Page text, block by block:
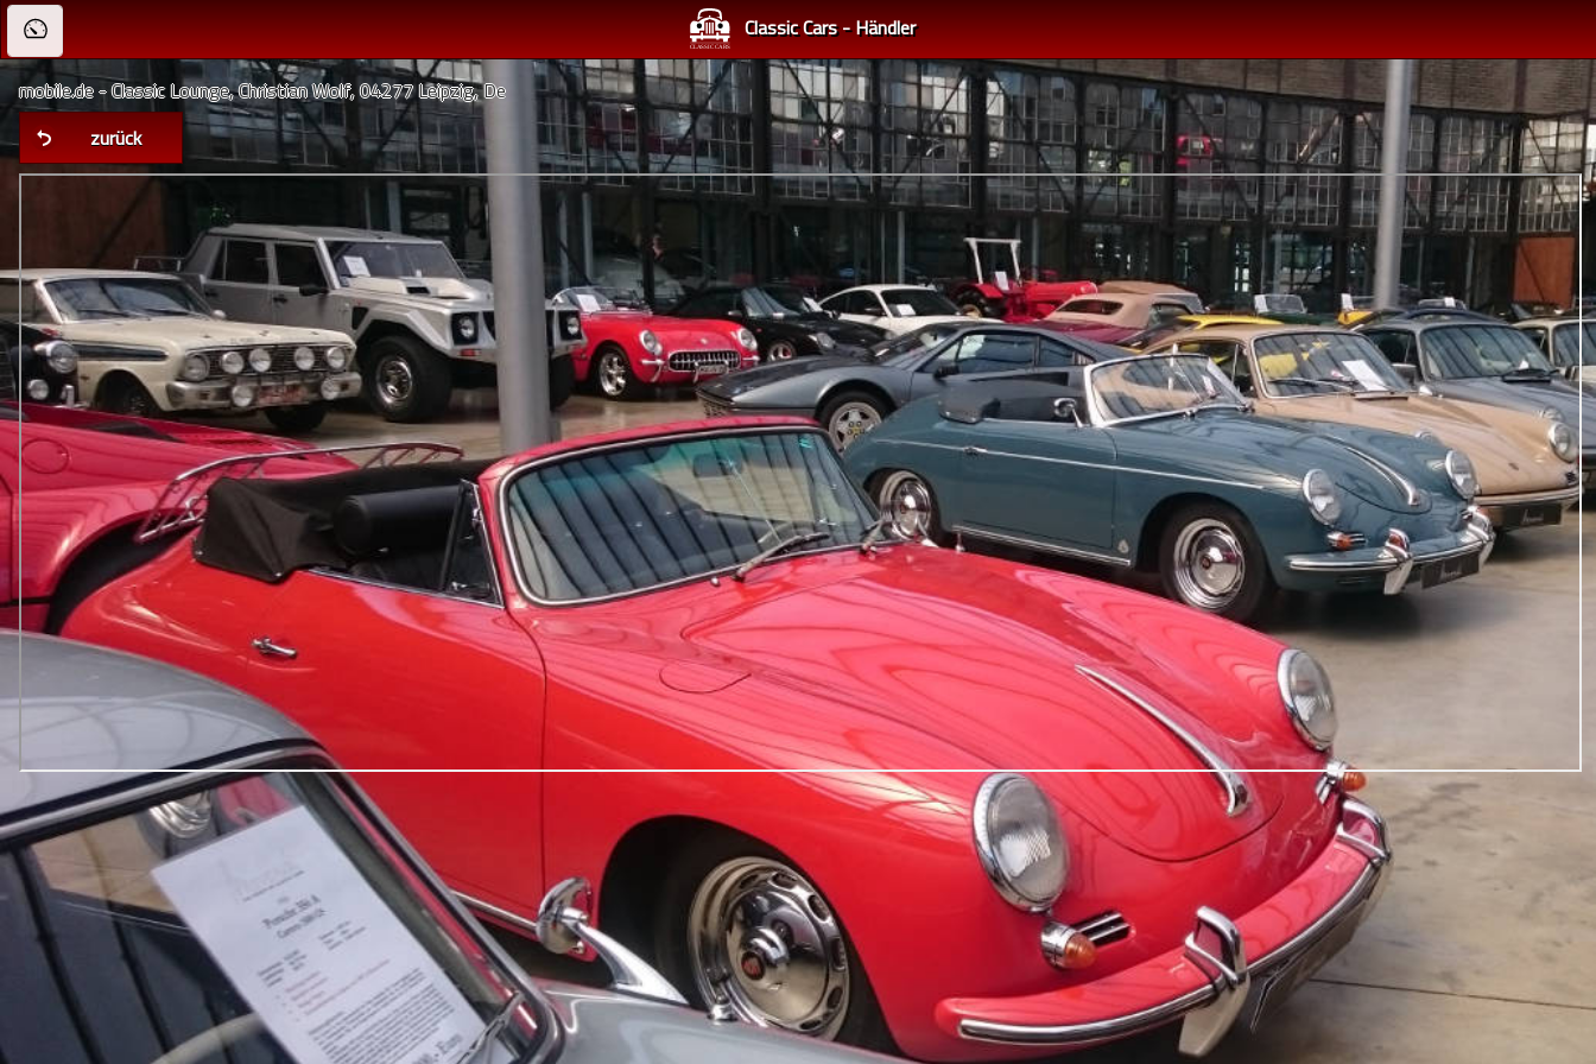
Classic Cars - Händler
mobile.de - Classic Lounge, Christian Wolf, 04277 Leipzig, De
zurück